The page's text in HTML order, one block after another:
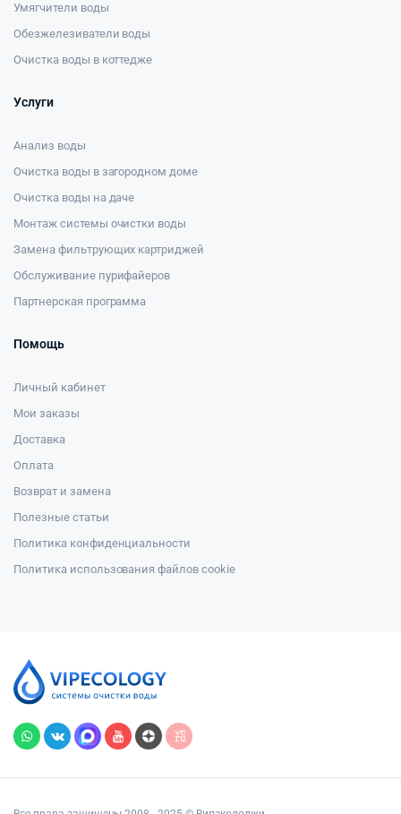
Умягчители воды
Обезжелезиватели воды
Очистка воды в коттедже
Услуги
Анализ воды
Очистка воды в загородном доме
Очистка воды на даче
Монтаж системы очистки воды
Замена фильтрующих картриджей
Обслуживание пурифайеров
Партнерская программа
Помощь
Личный кабинет
Мои заказы
Доставка
Оплата
Возврат и замена
Полезные статьи
Политика конфиденциальности
Политика использования файлов cookie